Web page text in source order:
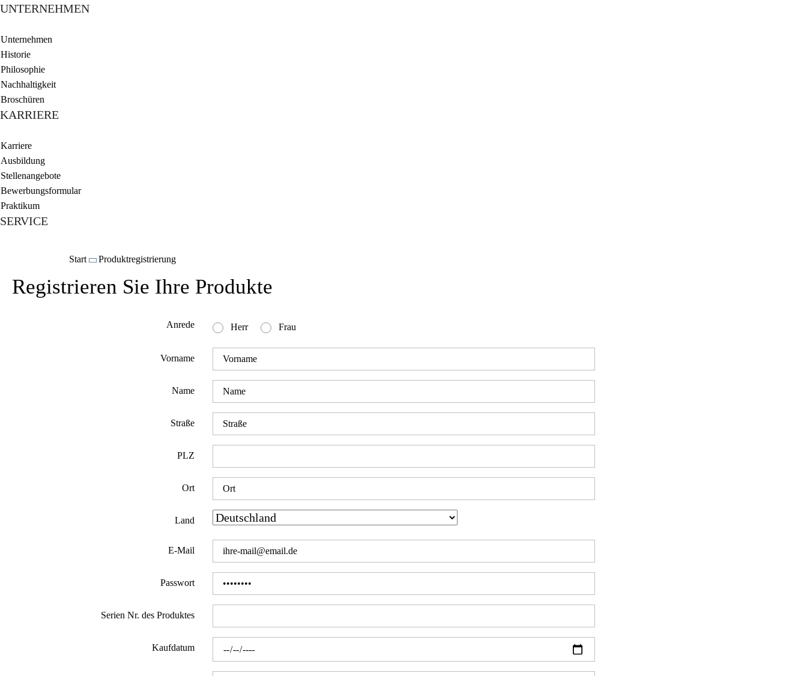
UNTERNEHMEN
Unternehmen
Historie
Philosophie
Nachhaltigkeit
Broschüren
KARRIERE
Karriere
Ausbildung
Stellenangebote
Bewerbungsformular
Praktikum
SERVICE
Start Produktregistrierung
Registrieren Sie Ihre Produkte
Anrede Herr Frau
Vorname
Name
Straße
PLZ
Ort
Land
E-Mail
Passwort
Serien Nr. des Produktes
Kaufdatum